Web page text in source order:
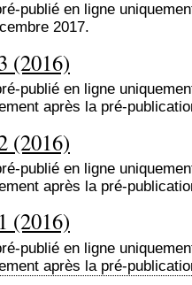
publié en ligne
2017.
(2016)
publié en ligne
après la pré-
(2016)
publié en ligne
après la pré-
(2016)
publié en ligne
après la pré-